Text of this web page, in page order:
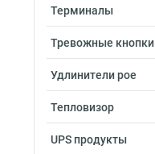
Терминалы
Тревожные кнопки
Удлинители poe
Тепловизор
UPS продукты